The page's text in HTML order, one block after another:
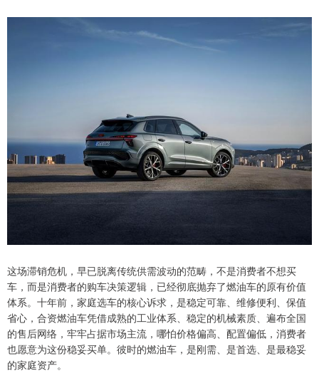
这场滞销危机，早已脱离传统供需波动的范畴，不是消费者不想买
车，而是消费者的购车决策逻辑，已经彻底抛弃了燃油车的原有价值
体系。十年前，家庭选车的核心诉求，是稳定可靠、维修便利、保值
省心，合资燃油车凭借成熟的工业体系、稳定的机械素质、遍布全国
的售后网络，牢牢占据市场主流，哪怕价格偏高、配置偏低，消费者
也愿意为这份稳妥买单。彼时的燃油车，是刚需、是首选、是最稳妥
的家庭资产。